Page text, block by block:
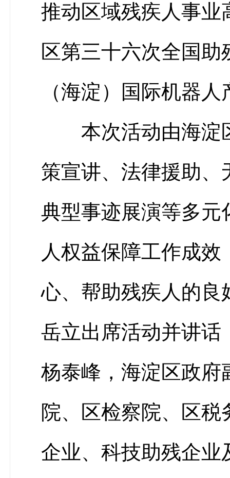
推动区域残疾人事业
区第三十六次全国
（海淀）国际机器
本次活动由海淀
策宣讲、法律援助、
典型事迹展演等多元
人权益保障工作成
心、帮助残疾人的良
岳立出席活动并讲话
杨泰峰，海淀区政府
院、区检察院、区
企业、科技助残企业